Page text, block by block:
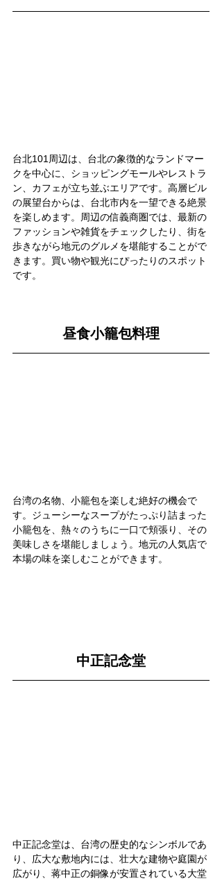
台北101周辺は、台北の象徴的なランドマー
クを中心に、ショッピングモールやレストラ
ン、カフェが立ち並ぶエリアです。高層ビル
の展望台からは、台北市内を一望できる絶景
を楽しめます。周辺の信義商圏では、最新の
ファッションや雑貨をチェックしたり、街を
歩きながら地元のグルメを堪能することがで
きます。買い物や観光にぴったりのスポット
です。
昼食小籠包料理
台湾の名物、小籠包を楽しむ絶好の機会で
す。ジューシーなスープがたっぷり詰まった
小籠包を、熱々のうちに一口で頬張り、その
美味しさを堪能しましょう。地元の人気店で
本場の味を楽しむことができます。
中正記念堂
中正記念堂は、台湾の歴史的なシンボルであ
り、広大な敷地内には、壮大な建物や庭園が
広がり、蒋中正の銅像が安置されている大堂